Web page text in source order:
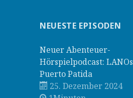
NEUESTE EPISODEN
Neuer Abenteuer-
Hörspielpodcast: LANOs
Puerto Patida
25. Dezember 2024